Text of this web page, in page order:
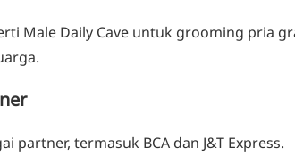
Male Daily Cave untuk grooming pria
partner, termasuk BCA dan J&T Express.